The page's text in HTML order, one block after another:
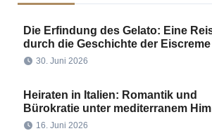
Die Erfindung des Gelato: Eine
durch die Geschichte der Eiscreme
30. Juni 2026
Heiraten in Italien: Romantik und
Bürokratie unter mediterranem
16. Juni 2026